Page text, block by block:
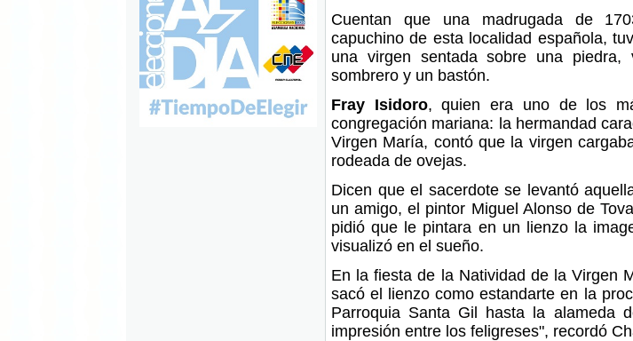
Cuentan que una madrugada de
capuchino de esta localidad española,
una virgen sentada sobre una
sombrero y un bastón.
Fray Isidoro, quien era uno de los
congregación mariana: la hermandad
Virgen María, contó que la virgen
rodeada de ovejas.
Dicen que el sacerdote se levantó
un amigo, el pintor Miguel Alonso de
pidió que le pintara en un lienzo la
visualizó en el sueño.
En la fiesta de la Natividad de la Virgen
sacó el lienzo como estandarte en la
Parroquia Santa Gil hasta la alameda
impresión entre los feligreses", recordó